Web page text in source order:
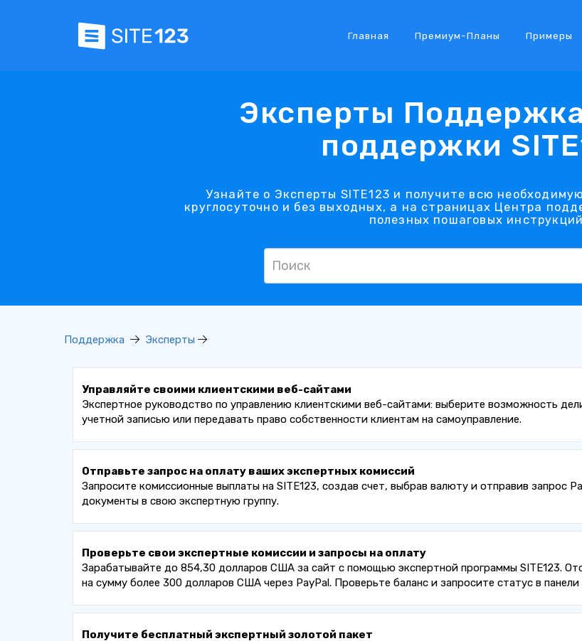
Главная Премиум-Планы Примеры
Эксперты
поддержки
Узнайте о Эксперты SITE123 и получите всю
круглосуточно и без выходных, а на страницах Центра
полезных пошаговых
Поддержка Эксперты
Управляйте своими клиентскими веб-сайтами
Экспертное руководство по управлению клиентскими веб-сайтами: выберите возможность
учетной записью или передавать право собственности клиентам на самоуправление.
Отправьте запрос на оплату ваших экспертных комиссий
Запросите комиссионные выплаты на SITE123, создав счет, выбрав валюту и отправив запрос
документы в свою экспертную группу.
Проверьте свои экспертные комиссии и запросы на оплату
Зарабатывайте до 854,30 долларов США за сайт с помощью экспертной программы SITE123.
на сумму более 300 долларов США через PayPal. Проверьте баланс и запросите статус в панели
Получите бесплатный экспертный золотой пакет